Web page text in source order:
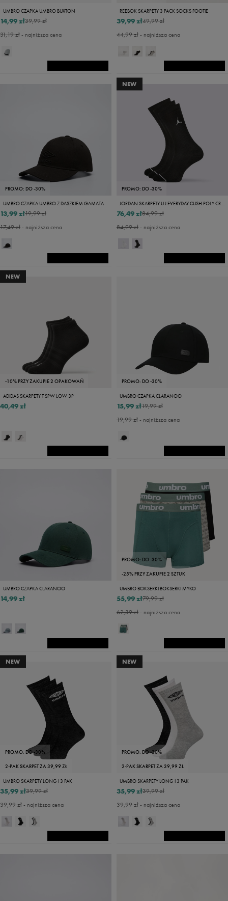
UMBRO CZAPKA UMBRO BUXTON
39,99 zł
14,99 zł
31,19 zł- najniższa cena
REEBOK SKARPETY 3 PACK SOCKS FOOTIE
49,99 zł
39,99 zł
44,99 zł- najniższa cena
PROMO: DO -30%
UMBRO CZAPKA UMBRO Z DASZKIEM GAMATA
19,99 zł
13,99 zł
17,49 zł- najniższa cena
NEW
PROMO: DO -30%
JORDAN SKARPETY U J EVERYDAY CUSH POLY CREW 3PR
84,99 zł
76,49 zł
84,99 zł- najniższa cena
NEW
-10% PRZY ZAKUPIE 2 OPAKOWAŃ
ADIDAS SKARPETY T SPW LOW 3P
40,49 zł
PROMO: DO -30%
UMBRO CZAPKA CLARANOO
19,99 zł
15,99 zł
19,99 zł- najniższa cena
UMBRO CZAPKA CLARANOO
14,99 zł
PROMO: DO -30%
-25% PRZY ZAKUPIE 2 SZTUK
UMBRO BOKSERKI BOKSERKI MYKO
79,99 zł
55,99 zł
62,39 zł- najniższa cena
NEW
PROMO: DO -30%
2-PAK SKARPET ZA 39,99 ZŁ
UMBRO SKARPETY LONG I 3 PAK
39,99 zł
35,99 zł
39,99 zł- najniższa cena
NEW
PROMO: DO -30%
2-PAK SKARPET ZA 39,99 ZŁ
UMBRO SKARPETY LONG I 3 PAK
39,99 zł
35,99 zł
39,99 zł- najniższa cena